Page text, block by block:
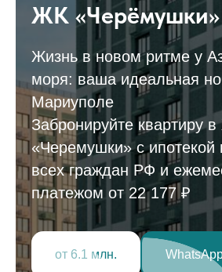
ЖК «Черёмушки»
Жизнь в новом ритме у
моря: ваша идеальная
Мариуполе
Забронируйте квартиру
«Черемушки» с ипотекой
всех граждан РФ и
платежом от 22 177 ₽
от 6.1 млн.